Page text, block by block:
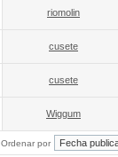
riomolin
cusete
cusete
Wiggum
Ordenar por